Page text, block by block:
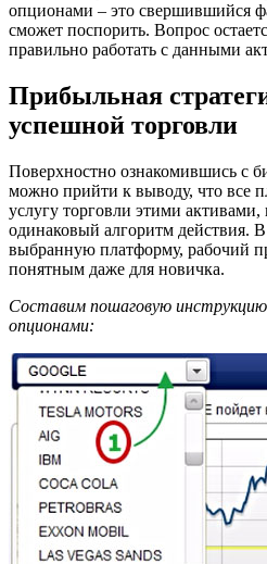
опционами – это свершившийся
сможет поспорить. Вопрос
правильно работать с данными
Прибыльная
успешной торговли
Поверхностно ознакомившись с
можно прийти к выводу, что все
услугу торговли этими
одинаковый алгоритм действия.
выбранную платформу, рабочий
понятным даже для новичка.
Составим пошаговую
опционами: